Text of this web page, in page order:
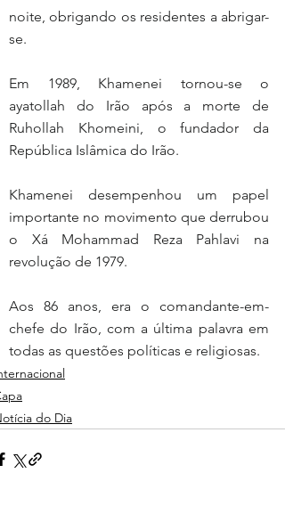
noite, obrigando os residentes a abrigar-
se.
Em 1989, Khamenei tornou-se o
ayatollah do Irão após a morte de
Ruhollah Khomeini, o fundador da
República Islâmica do Irão.
Khamenei desempenhou um papel
importante no movimento que derrubou
o Xá Mohammad Reza Pahlavi na
revolução de 1979.
Aos 86 anos, era o comandante-em-
chefe do Irão, com a última palavra em
todas as questões políticas e religiosas.
do Dia